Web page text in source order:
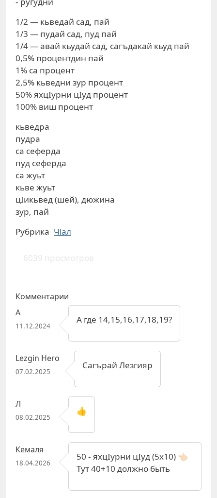
1/2 — кьведай сад, пай
1/3 — пудай сад, пуд пай
1/4 — авай кьудай сад, сагъдакай кьуд пай
0,5% процентдин пай
1% са процент
2,5% кьведни зур процент
50% яхцIурни цIуд процент
100% виш процент
кьведра
пудра
са сеферда
пуд сеферда
са жуьт
кьве жуьт
цIикьвед (шей), дюжина
зур, пай
Рубрика Чlал
6039 просмотров
Комментарии
А
11.12.2024
А где 14,15,16,17,18,19?
Lezgin Hero
07.02.2025
Сагърай Лезгияр
Л
08.02.2025
👍
Кемаля
18.04.2026
50 - яхцIурни цIуд (5х10) 👈🏻
Тут 40+10 должно быть